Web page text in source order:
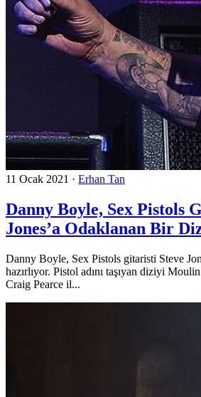
11 Ocak 2021 · Erhan Tan
Danny Boyle, Sex Pistols
Jones’a Odaklanan Bir
Danny Boyle, Sex Pistols gitaristi Steve
hazırlıyor. Pistol adını taşıyan diziyi
Craig Pearce il...